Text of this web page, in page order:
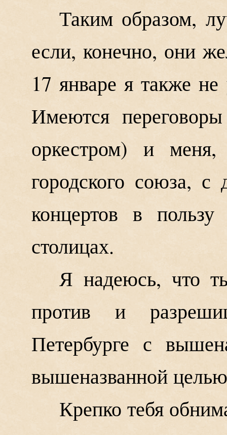
Таким образом,
если, конечно, они
17 январе я также
Имеются
оркестром) и
городского союза,
концертов в
столицах.
Я надеюсь, что
против и
Петербурге с
вышеназванной
Крепко тебя